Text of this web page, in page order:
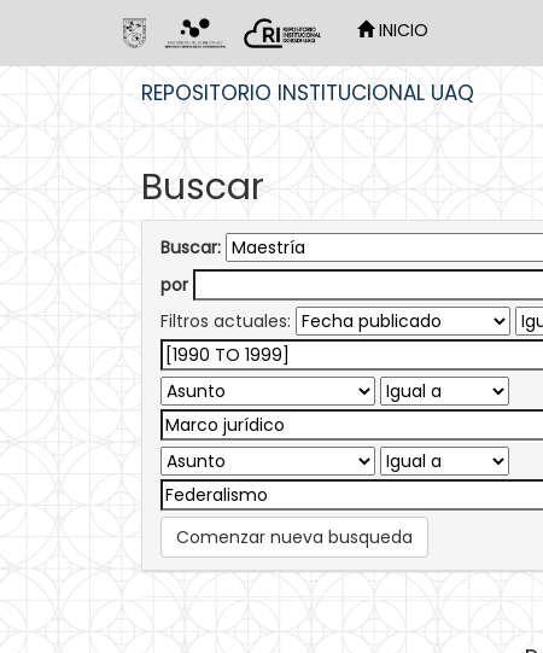
INICIO
REPOSITORIO INSTITUCIONAL UAQ
Buscar
Buscar:
por
Filtros actuales:
Comenzar nueva busqueda